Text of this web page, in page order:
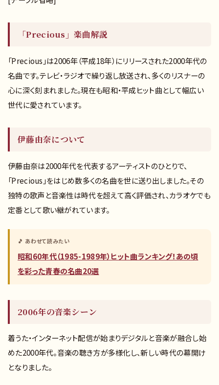
「Precious」楽曲解説
「Precious」は2006年（平成18年）にリリースされた2000年代の
名曲です。テレビ・ラジオで繰り返し放送され、多くのリスナーの
心に深く刻まれました。現在も昭和・平成ヒット曲として幅広い
世代に愛されています。
伊藤由奈について
伊藤由奈は2000年代を代表するアーティストのひとりで、
「Precious」をはじめ数多くの名曲を世に送り出しました。その
独特の歌声と音楽性は時代を超えて高く評価され、カラオケでも
定番として歌い継がれています。
🎵 あわせて読みたい
昭和60年代（1985-1989年）ヒット曲ランキング！あの頃
を彩った青春の名曲20選
2006年の音楽シーン
着うた・インターネット配信が始まりデジタルと音楽が融合し始
めた2000年代。音楽の聴き方が多様化し、新しい時代の幕開け
となりました。